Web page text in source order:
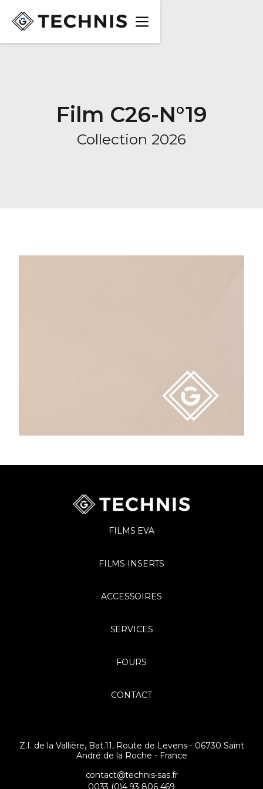
Film C26-N°19
Collection 2026
FILMS EVA
FILMS INSERTS
ACCESSOIRES
SERVICES
FOURS
CONTACT
Z.I. de la Vallière, Bat.11, Route de Levens - 06730 Saint
André de la Roche - France
contact@technis-sas.fr
0033 (0)4 93 806 469